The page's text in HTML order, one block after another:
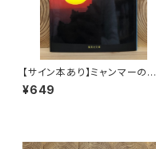
【サイン本あり】ミャンマーの柳
生一族
¥649